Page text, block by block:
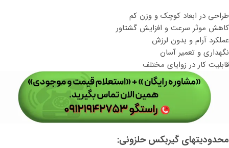
طراحی در ابعاد کوچک و وزن کم
کاهش موثر سرعت و افزایش گشتاور
عملکرد آرام و بدون لرزش
نگهداری و تعمیر آسان
قابلیت کار در زوایای مختلف
محدودیتهای گیربکس حلزونی: